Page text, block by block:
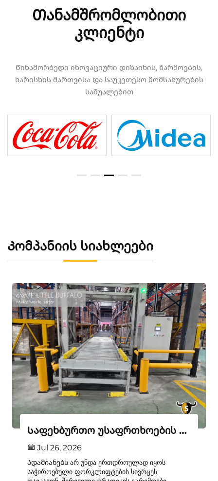
Თანამშრომლობითი
Კლიენტი
Წინამორბედი ინოვაციური დიზაინის, წარმოების,
ხარისხის მართვისა და საუკეთესო მომსახურების
საშუალებით
Კომპანიის სიახლეები
Საფეხბურთო უსაფრთხოების ამოხსნა
Jul 26, 2026
Ადამიანებს არ უნდა ერთდროულად იყოს
საჭიროებული ფორკლიფტების სივრცეს